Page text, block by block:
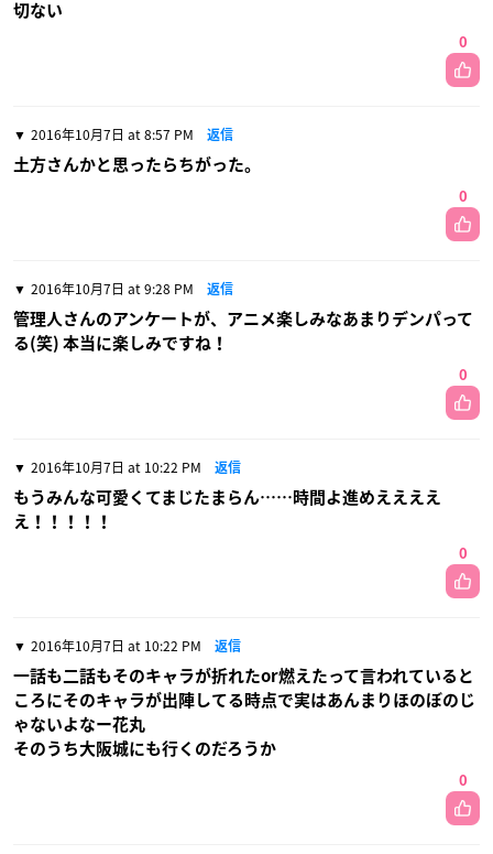
切ない
0
2016年10月7日 at 8:57 PM 返信
土方さんかと思ったらちがった。
0
2016年10月7日 at 9:28 PM 返信
管理人さんのアンケートが、アニメ楽しみなあまりデンパって
る(笑) 本当に楽しみですね！
0
2016年10月7日 at 10:22 PM 返信
もうみんな可愛くてまじたまらん……時間よ進めええええ
え！！！！！
0
2016年10月7日 at 10:22 PM 返信
一話も二話もそのキャラが折れたor燃えたって言われていると
ころにそのキャラが出陣してる時点で実はあんまりほのぼのじ
ゃないよなー花丸
そのうち大阪城にも行くのだろうか
0